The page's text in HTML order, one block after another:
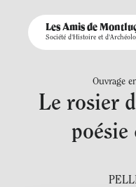
Les Amis de
Société d'Histoire et
Ouvrage
Le rosier